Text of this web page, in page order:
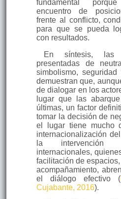
fundamental
encuentro de
frente al conflicto,
para que se pueda
con resultados.
En síntesis, las
presentadas de
simbolismo, seguridad
demuestran que,
de dialogar en los
lugar que las
últimas, un factor
tomar la decisión de
el lugar tiene mucho
internacionalización
la intervención
internacionales,
facilitación de
acompañamiento,
el diálogo efectivo (
Cujabante, 2016).